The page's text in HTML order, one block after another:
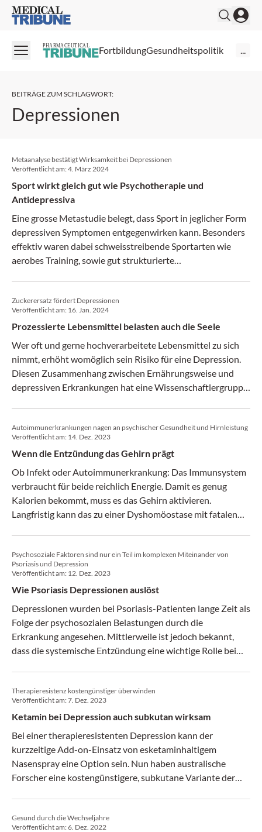
Medical Tribune
PHARMACEUTICAL FortbildungGesundheitspolitik ...
BEITRÄGE ZUM SCHLAGWORT:
Depressionen
Metaanalyse bestätigt Wirksamkeit bei Depressionen
Veröffentlicht am:4. März 2024
Sport wirkt gleich gut wie Psychotherapie und
Antidepressiva
Eine grosse Metastudie belegt, dass Sport in jeglicher Form
depressiven Symptomen entgegenwirken kann. Besonders
effektiv waren dabei schweisstreibende Sportarten wie
aerobes Training, sowie gut strukturierte
Zuckerersatz fördert Depressionen
Veröffentlicht am: 16. Jan. 2024
Prozessierte Lebensmittel belasten auch die Seele
Wer oft und gerne hochverarbeitete Lebensmittel zu sich
nimmt, erhöht womöglich sein Risiko für eine Depression.
Diesen Zusammenhang zwischen Ernährungsweise und
depressiven Erkrankungen hat eine Wissenschaftler­gruppe
Autoimmunerkrankungen nagen an psychischer Gesundheit und Hirnleistung
Veröffentlicht am: 14. Dez. 2023
Wenn die Entzündung das Gehirn prägt
Ob Infekt oder Autoimmunerkrankung: Das Immunsystem
verbraucht für beide reichlich Energie. Damit es genug
Kalorien bekommt, muss es das Gehirn aktivieren.
Langfristig kann das zu einer Dyshomöostase mit fatalen
Psychosoziale Faktoren sind nur ein Teil im komplexen Miteinander von
Psoriasis und Depression
Veröffentlicht am: 12. Dez. 2023
Wie Psoriasis Depressionen auslöst
Depressionen wurden bei Psoriasis-Patienten lange Zeit als
Folge der psychosozialen Belastungen durch die
Erkrankung angesehen. Mittlerweile ist jedoch bekannt,
dass die systemische Entzündung eine wichtige Rolle bei
Psyche auswirkt.
Therapieresistenz kostengünstiger überwinden
Veröffentlicht am:7. Dez. 2023
Ketamin bei Depression auch subkutan wirksam
Bei einer therapieresistenten Depression kann der
kurzzeitige Add-on-Einsatz von esketaminhaltigem
Nasenspray eine Option sein. Nun haben australische
Forscher eine kostengünstigere, subkutane Variante der
Gesund durch die Wechseljahre
Veröffentlicht am:6. Dez. 2022